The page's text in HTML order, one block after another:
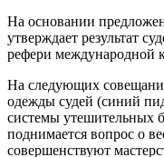
На основании
утверждает результат
рефери международной
На следующих
одежды судей (синий
системы утешительных
поднимается вопрос о
совершенствуют